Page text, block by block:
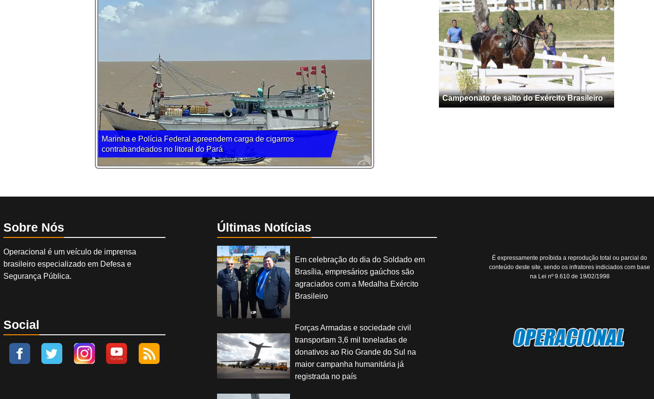
Marinha e Polícia Federal apreendem carga de cigarros
contrabandeados no litoral do Pará
Campeonato de salto do Exército Brasileiro
Sobre Nós
Operacional é um veículo de imprensa
brasileiro especializado em Defesa e
Segurança Pública.
Social
Últimas Notícias
Em celebração do dia do Soldado em
Brasília, empresários gaúchos são
agraciados com a Medalha Exército
Brasileiro
Forças Armadas e sociedade civil
transportam 3,6 mil toneladas de
donativos ao Rio Grande do Sul na
maior campanha humanitária já
registrada no país
É expressamente proíbida a reprodução total ou parcial do
conteúdo deste site, sendo os infratores indiciados com base
na Lei nº 9.610 de 19/02/1998